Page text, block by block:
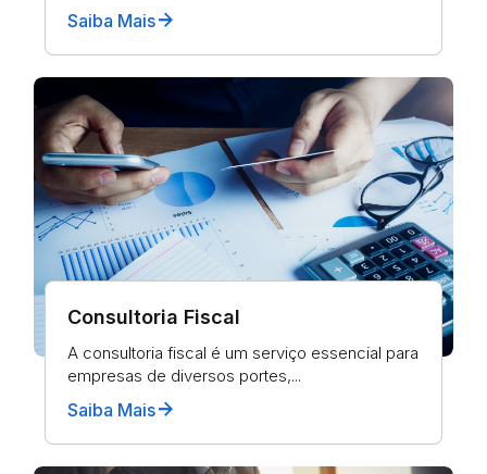
Saiba Maisarrow_forward
Consultoria Fiscal
A consultoria fiscal é um serviço essencial para
empresas de diversos portes,...
Saiba Maisarrow_forward